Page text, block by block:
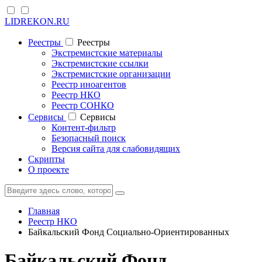
LIDREKON.RU
Реестры
Реестры
Экстремистские материалы
Экстремистские ссылки
Экстремистские организации
Реестр иноагентов
Реестр НКО
Реестр СОНКО
Cервисы
Cервисы
Контент-фильтр
Безопасный поиск
Версия сайта для слабовидящих
Скрипты
О проекте
Главная
Реестр НКО
Байкальский Фонд Социально-Ориентированных